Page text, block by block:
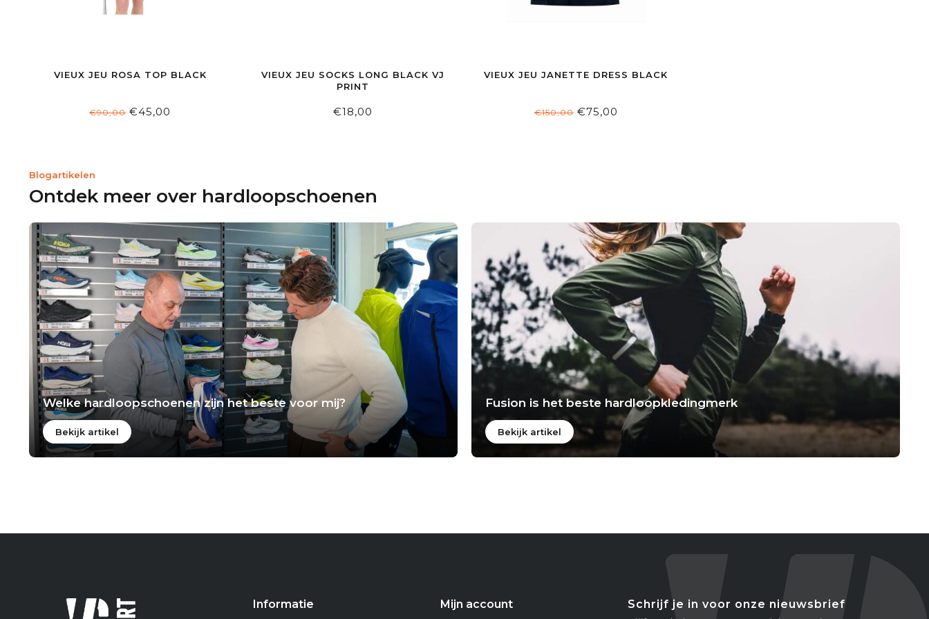
VIEUX JEU ROSA TOP BLACK
€90,00€45,00
VIEUX JEU SOCKS LONG BLACK VJ
PRINT
€18,00
VIEUX JEU JANETTE DRESS BLACK
€150,00€75,00
Blogartikelen
Ontdek meer over hardloopschoenen
Welke hardloopschoenen zijn het beste voor mij?
Bekijk artikel
Fusion is het beste hardloopkledingmerk
Bekijk artikel
Informatie Mijn account Schrijf je in voor onze nieuwsbrief